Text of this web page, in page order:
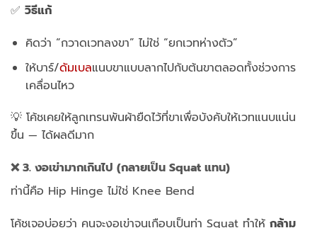
✅ วิธีแก้
คิดว่า “กวาดเวทลงขา” ไม่ใช่ “ยกเวทห่างตัว”
ให้บาร์/ดัมเบลแนบขาแบบลากไปกับต้นขาตลอดทั้งช่วงการ
เคลื่อนไหว
💡 โค้ชเคยให้ลูกเทรนพันผ้ายืดไว้ที่ขาเพื่อบังคับให้เวทแนบแน่น
ขึ้น — ได้ผลดีมาก
❌ 3. งอเข่ามากเกินไป (กลายเป็น Squat แทน)
ท่านี้คือ Hip Hinge ไม่ใช่ Knee Bend
โค้ชเจอบ่อยว่า คนจะงอเข่าจนเกือบเป็นท่า Squat ทำให้ กล้าม